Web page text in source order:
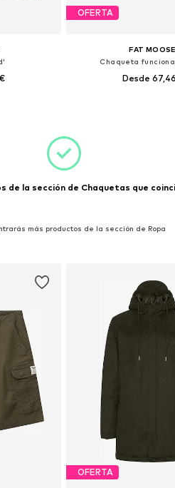
OFERTA
FAT MOOSE
Chaqueta
Desde
de la sección de Chaquetas que
más productos de la sección de Ropa
OFERTA